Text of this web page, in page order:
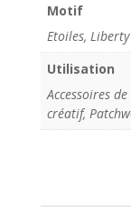
Motif
Etoiles, Liberty
Utilisation
Accessoires
créatif,